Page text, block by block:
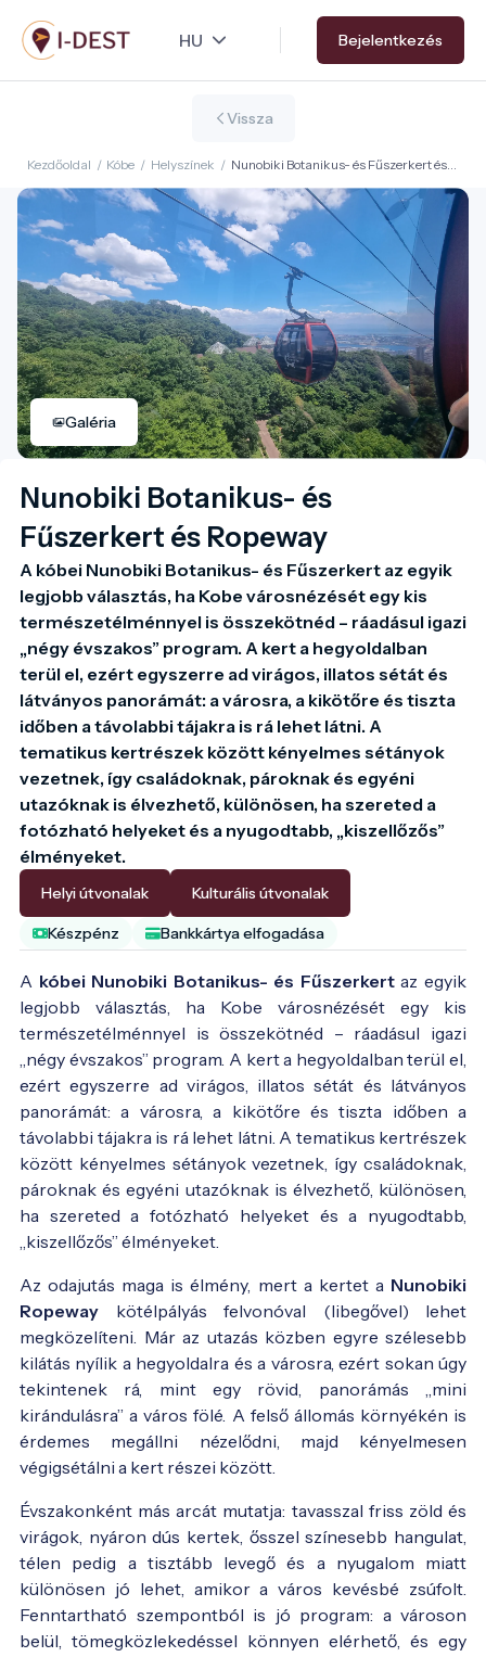
Ugrás
a
tartalomra
Bejelentkezés
Vissza
Kezdőoldal / Kóbe / Helyszínek / Nunobiki Botanikus- és Fűszerkert és
Ropeway
Galéria
Nunobiki Botanikus- és
Fűszerkert és Ropeway
A kóbei Nunobiki Botanikus- és Fűszerkert az egyik
legjobb választás, ha Kobe városnézését egy kis
természetélménnyel is összekötnéd – ráadásul igazi
„négy évszakos” program. A kert a hegyoldalban
terül el, ezért egyszerre ad virágos, illatos sétát és
látványos panorámát: a városra, a kikötőre és tiszta
időben a távolabbi tájakra is rá lehet látni. A
tematikus kertrészek között kényelmes sétányok
vezetnek, így családoknak, pároknak és egyéni
utazóknak is élvezhető, különösen, ha szereted a
fotózható helyeket és a nyugodtabb, „kiszellőzős”
élményeket.
Helyi útvonalak Kulturális útvonalak
Készpénz Bankkártya elfogadása
A kóbei Nunobiki Botanikus- és Fűszerkertaz egyik
legjobb választás, ha Kobe városnézését egy kis
természetélménnyel is összekötnéd – ráadásul igazi
„négy évszakos” program. A kert a hegyoldalban terül el,
ezért egyszerre ad virágos, illatos sétát és látványos
panorámát: a városra, a kikötőre és tiszta időben a
távolabbi tájakra is rá lehet látni. A tematikus kertrészek
között kényelmes sétányok vezetnek, így családoknak,
pároknak és egyéni utazóknak is élvezhető, különösen,
ha szereted a fotózható helyeket és a nyugodtabb,
„kiszellőzős” élményeket.
Az odajutás maga is élmény, mert a kertet a Nunobiki
Ropeway kötélpályás felvonóval (libegővel) lehet
megközelíteni. Már az utazás közben egyre szélesebb
kilátás nyílik a hegyoldalra és a városra, ezért sokan úgy
tekintenek rá, mint egy rövid, panorámás „mini
kirándulásra” a város fölé. A felső állomás környékén is
érdemes megállni nézelődni, majd kényelmesen
végigsétálni a kert részei között.
Évszakonként más arcát mutatja: tavasszal friss zöld és
virágok, nyáron dús kertek, ősszel színesebb hangulat,
télen pedig a tisztább levegő és a nyugalom miatt
különösen jó lehet, amikor a város kevésbé zsúfolt.
Fenntartható szempontból is jó program: a városon
belül, tömegközlekedéssel könnyen elérhető, és egy